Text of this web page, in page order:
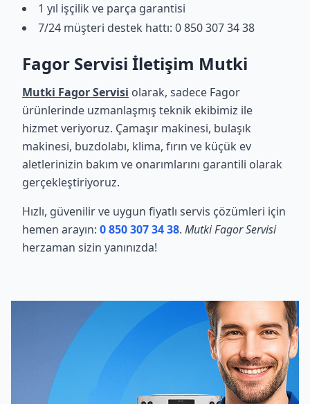
1 yıl işçilik ve parça garantisi
7/24 müşteri destek hattı: 0 850 307 34 38
Fagor Servisi İletişim Mutki
Mutki Fagor Servisi olarak, sadece Fagor
ürünlerinde uzmanlaşmış teknik ekibimiz ile
hizmet veriyoruz. Çamaşır makinesi, bulaşık
makinesi, buzdolabı, klima, fırın ve küçük ev
aletlerinizin bakım ve onarımlarını garantili olarak
gerçekleştiriyoruz.
Hızlı, güvenilir ve uygun fiyatlı servis çözümleri için
hemen arayın: 0 850 307 34 38. Mutki Fagor Servisi
herzaman sizin yanınızda!